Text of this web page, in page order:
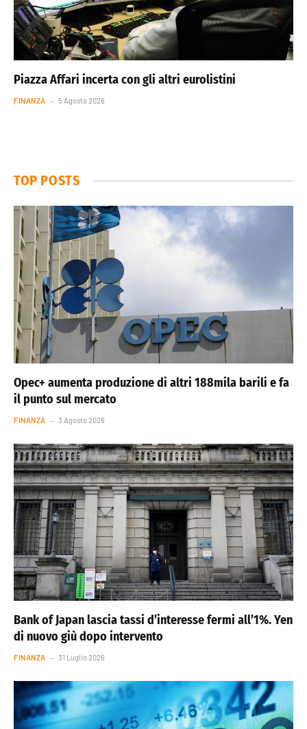
Piazza Affari incerta con gli altri eurolistini
FINANZA 5 Agosto 2026
TOP POSTS
Opec+ aumenta produzione di altri 188mila barili e fa
il punto sul mercato
FINANZA 3 Agosto 2026
Bank of Japan lascia tassi d’interesse fermi all’1%. Yen
di nuovo giù dopo intervento
FINANZA 31 Luglio 2026